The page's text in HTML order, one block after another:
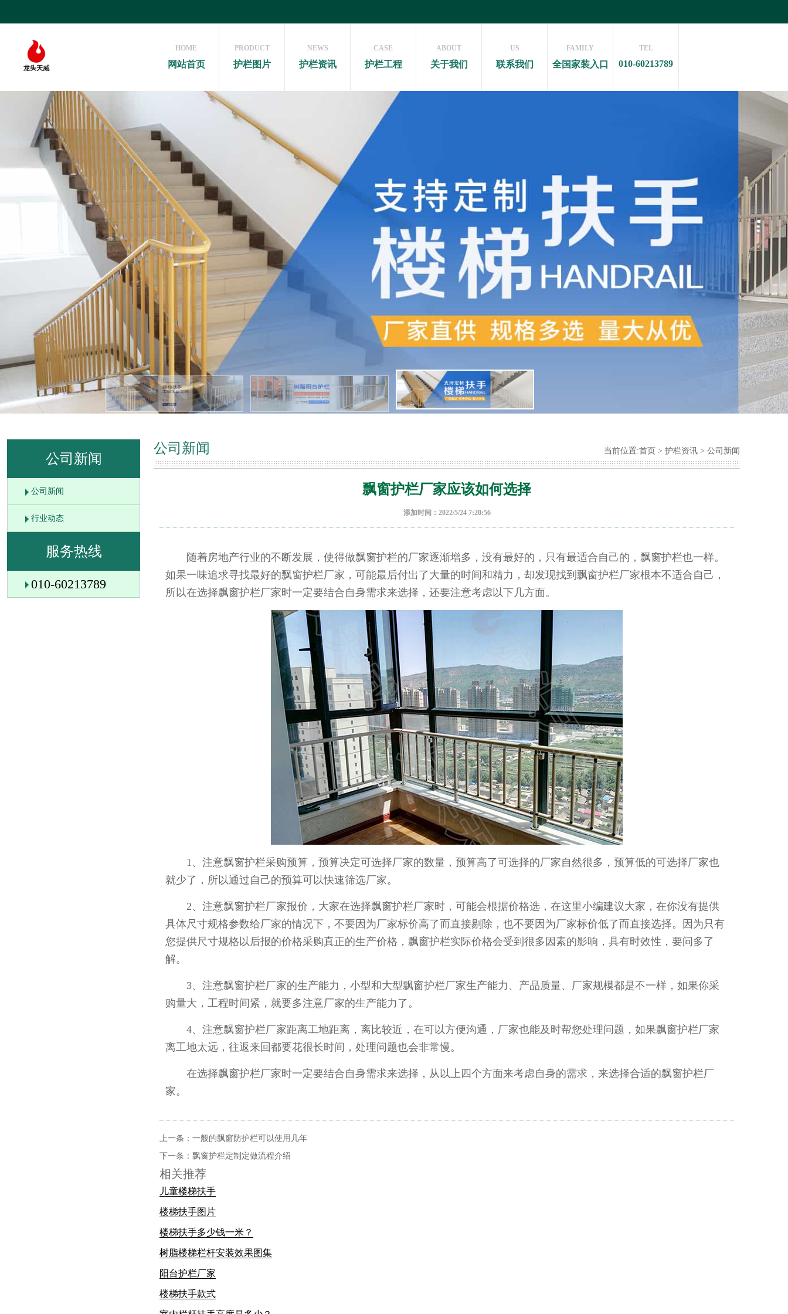
HOME
网站首页
PRODUCT
护栏图片
NEWS
护栏资讯
CASE
护栏工程
ABOUT
关于我们
US
联系我们
FAMILY
全国家装入口
TEL
010-60213789
公司新闻
公司新闻
行业动态
服务热线
010-60213789
公司新闻 当前位置:首页 > 护栏资讯 > 公司新闻
飘窗护栏厂家应该如何选择
添加时间：2022/5/24 7:20:56
随着房地产行业的不断发展，使得做飘窗护栏的厂家逐渐增多，没有最好的，只有最适合自己的，飘窗护栏也一样。
如果一味追求寻找最好的飘窗护栏厂家，可能最后付出了大量的时间和精力，却发现找到飘窗护栏厂家根本不适合自己，
所以在选择飘窗护栏厂家时一定要结合自身需求来选择，还要注意考虑以下几方面。
1、注意飘窗护栏采购预算，预算决定可选择厂家的数量，预算高了可选择的厂家自然很多，预算低的可选择厂家也
就少了，所以通过自己的预算可以快速筛选厂家。
2、注意飘窗护栏厂家报价，大家在选择飘窗护栏厂家时，可能会根据价格选，在这里小编建议大家，在你没有提供
具体尺寸规格参数给厂家的情况下，不要因为厂家标价高了而直接剔除，也不要因为厂家标价低了而直接选择。因为只有
您提供尺寸规格以后报的价格采购真正的生产价格，飘窗护栏实际价格会受到很多因素的影响，具有时效性，要问多了
解。
3、注意飘窗护栏厂家的生产能力，小型和大型飘窗护栏厂家生产能力、产品质量、厂家规模都是不一样，如果你采
购量大，工程时间紧，就要多注意厂家的生产能力了。
4、注意飘窗护栏厂家距离工地距离，离比较近，在可以方便沟通，厂家也能及时帮您处理问题，如果飘窗护栏厂家
离工地太远，往返来回都要花很长时间，处理问题也会非常慢。
在选择飘窗护栏厂家时一定要结合自身需求来选择，从以上四个方面来考虑自身的需求，来选择合适的飘窗护栏厂
家。
上一条： 一般的飘窗防护栏可以使用几年
下一条： 飘窗护栏定制定做流程介绍
相关推荐
儿童楼梯扶手
楼梯扶手图片
楼梯扶手多少钱一米？
树脂楼梯栏杆安装效果图集
阳台护栏厂家
楼梯扶手款式